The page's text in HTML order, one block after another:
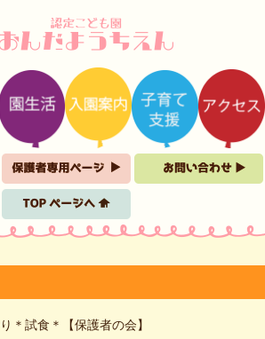
＊試食＊【保護者の会】